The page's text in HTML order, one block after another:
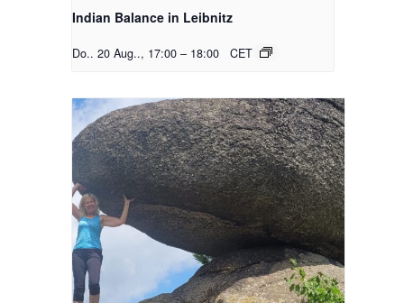
Indian Balance in Leibnitz
Do.. 20 Aug.., 17:00 – 18:00 CET